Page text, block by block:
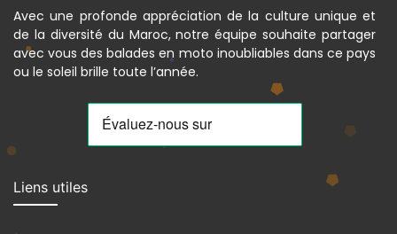
Avec une profonde appréciation de la culture unique et
de la diversité du Maroc, notre équipe souhaite partager
avec vous des balades en moto inoubliables dans ce pays
ou le soleil brille toute l’année.
Liens utiles